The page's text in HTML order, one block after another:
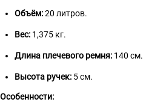
Объём:20 литров.
Вес: 1,375 кг.
Длина плечевого ремня: 140 см.
Высота ручек: 5 см.
Особенности: